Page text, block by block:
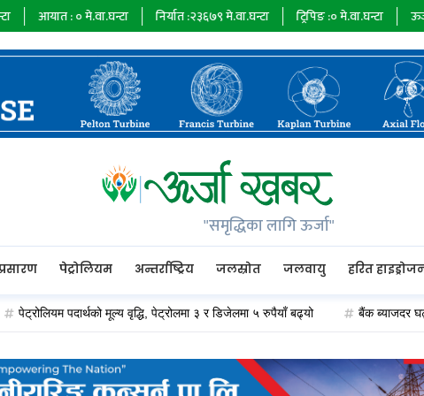
:० मे.वा.घन्टा निर्यात :२३६७९मे.वा.घन्टा ट्रिपिङ :० मे.वा.घन्टा ऊर्जा माग :
"समृद्धिका लागि ऊर्जा"
पेट्रोलियम अन्तर्राष्ट्रिय जलस्रोत जलवायु हरित
पदार्थको मूल्य वृद्धि, पेट्रोलमा ३ र डिजेलमा ५ रुपैयाँ बढ्यो बैंक ब्याजदर घट्दा अप्पर